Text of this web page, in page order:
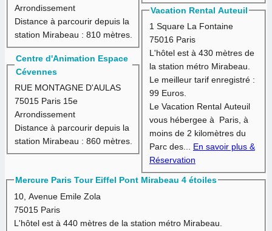
Arrondissement
Distance à parcourir depuis la
station Mirabeau : 810 mètres.
Centre d'Animation Espace
Cévennes
RUE MONTAGNE D'AULAS
75015 Paris 15e
Arrondissement
Distance à parcourir depuis la
station Mirabeau : 860 mètres.
Vacation Rental Auteuil
1 Square La Fontaine
75016 Paris
L'hôtel est à 430 mètresde
la station métro Mirabeau.
Le meilleur tarif enregistré :
99 Euros.
Le Vacation Rental Auteuil
vous hébergee à Paris, à
moins de 2 kilomètres du
Parc des... En savoir plus &
Réservation
Mercure Paris Tour Eiffel Pont Mirabeau 4 étoiles
10, Avenue Emile Zola
75015 Paris
L'hôtel est à 440 mètresde la station métro Mirabeau.